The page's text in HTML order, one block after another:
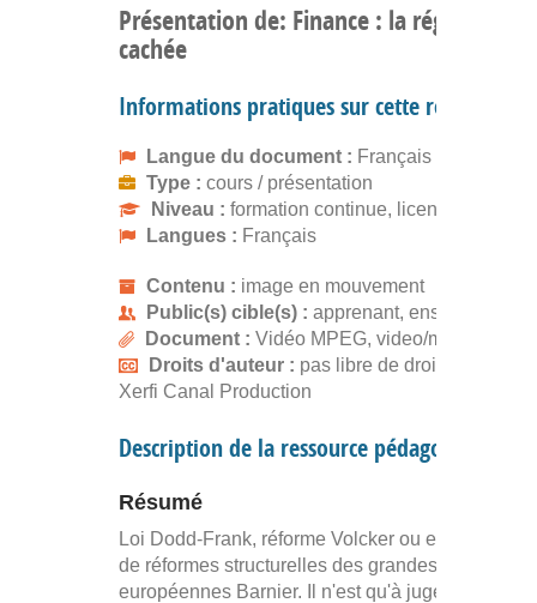
Présentation de: Finance : la régulation
cachée
Informations pratiques sur cette ressource
Langue du document : Français
Type : cours / présentation
Niveau : formation continue, licence
Langues : Français
Contenu : image en mouvement
Public(s) cible(s) : apprenant, enseignant
Document : Vidéo MPEG, video/mpeg
Droits d'auteur : pas libre de droits, gratuit
Xerfi Canal Production
Description de la ressource pédagogique
Résumé
Loi Dodd-Frank, réforme Volcker ou encore projet
de réformes structurelles des grandes banques
européennes Barnier. Il n'est qu'à juger de